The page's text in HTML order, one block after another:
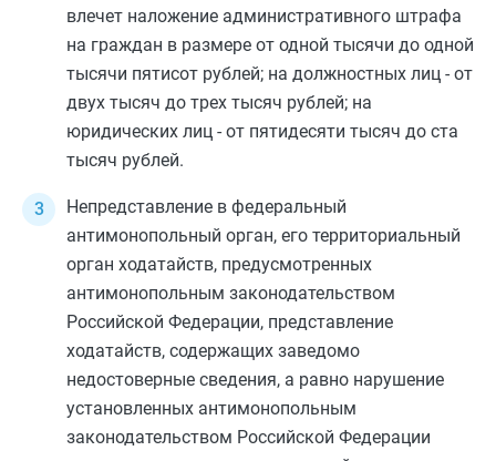
влечет наложение административного штрафа
на граждан в размере от одной тысячи до одной
тысячи пятисот рублей; на должностных лиц - от
двух тысяч до трех тысяч рублей; на
юридических лиц - от пятидесяти тысяч до ста
тысяч рублей.
Непредставление в федеральный
антимонопольный орган, его территориальный
орган ходатайств, предусмотренных
антимонопольным законодательством
Российской Федерации, представление
ходатайств, содержащих заведомо
недостоверные сведения, а равно нарушение
установленных антимонопольным
законодательством Российской Федерации